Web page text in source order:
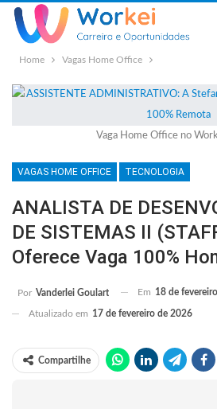
Home Vagas Home Office
Vaga Home Office no
VAGAS HOME OFFICE TECNOLOGIA
ANALISTA DE
DE SISTEMAS II
Oferece Vaga 100%
Por Vanderlei Goulart Em 18 de
Atualizado em 17 de fevereiro de 2026
Compartilhe